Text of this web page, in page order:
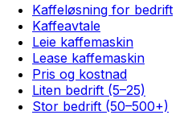
Kaffeløsning for bedrift
Kaffeavtale
Leie kaffemaskin
Lease kaffemaskin
Pris og kostnad
Liten bedrift (5–25)
Stor bedrift (50–500+)